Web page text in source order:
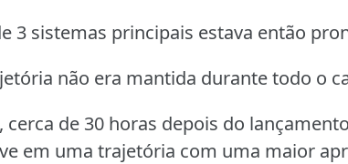
3 sistemas principais estava então
não era mantida durante todo o
cerca de 30 horas depois do
em uma trajetória com uma maior